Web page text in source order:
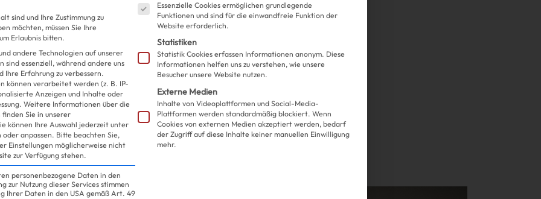
more drama pls!
sind und Ihre Zustimmung zu
möchten, müssen Sie Ihre
Erlaubnis bitten.
andere Technologien auf unserer
sind essenziell, während andere uns
Ihre Erfahrung zu verbessern.
können verarbeitet werden (z. B. IP-
Anzeigen und Inhalte oder
Weitere Informationen über die
Sie in unserer
können Ihre Auswahl jederzeit unter
anpassen. Bitte beachten Sie,
Einstellungen möglicherweise nicht
zur Verfügung stehen.
personenbezogene Daten in den
zur Nutzung dieser Services stimmen
Ihrer Daten in den USA gemäß Art. 49
Essenzielle Cookies ermöglichen grundlegende
Funktionen und sind für die einwandfreie Funktion der
Website erforderlich.
Statistiken
Statistik Cookies erfassen Informationen anonym. Diese
Informationen helfen uns zu verstehen, wie unsere
Besucher unsere Website nutzen.
Externe Medien
Inhalte von Videoplattformen und Social-Media-
Plattformen werden standardmäßig blockiert. Wenn
Cookies von externen Medien akzeptiert werden, bedarf
der Zugriff auf diese Inhalte keiner manuellen Einwilligung
mehr.